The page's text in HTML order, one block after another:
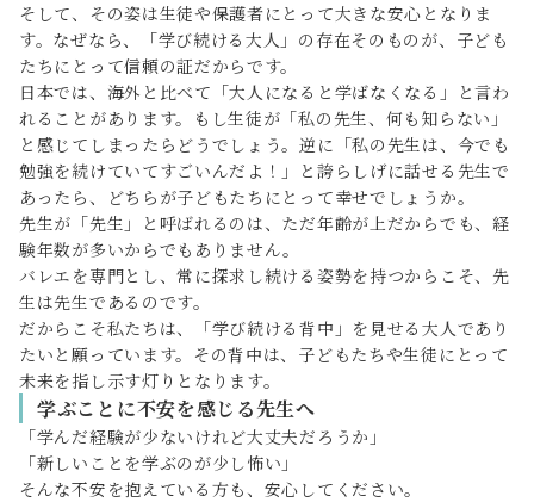
そして、その姿は生徒や保護者にとって大きな安心となりま
す。なぜなら、「学び続ける大人」の存在そのものが、子ども
たちにとって信頼の証だからです。
日本では、海外と比べて「大人になると学ばなくなる」と言わ
れることがあります。もし生徒が「私の先生、何も知らない」
と感じてしまったらどうでしょう。逆に「私の先生は、今でも
勉強を続けていてすごいんだよ！」と誇らしげに話せる先生で
あったら、どちらが子どもたちにとって幸せでしょうか。
先生が「先生」と呼ばれるのは、ただ年齢が上だからでも、経
験年数が多いからでもありません。
バレエを専門とし、常に探求し続ける姿勢を持つからこそ、先
生は先生であるのです。
だからこそ私たちは、「学び続ける背中」を見せる大人であり
たいと願っています。その背中は、子どもたちや生徒にとって
未来を指し示す灯りとなります。
学ぶことに不安を感じる先生へ
「学んだ経験が少ないけれど大丈夫だろうか」
「新しいことを学ぶのが少し怖い」
そんな不安を抱えている方も、安心してください。